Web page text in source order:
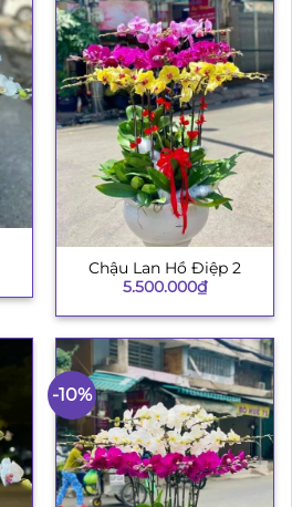
Chậu Lan Hồ Điệp 2
5.500.000₫
-10%